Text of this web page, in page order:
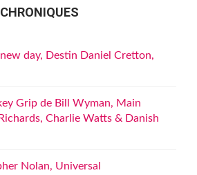
day, Destin Daniel Cretton,
Grip de Bill Wyman, Main
Charlie Watts & Danish
Nolan, Universal